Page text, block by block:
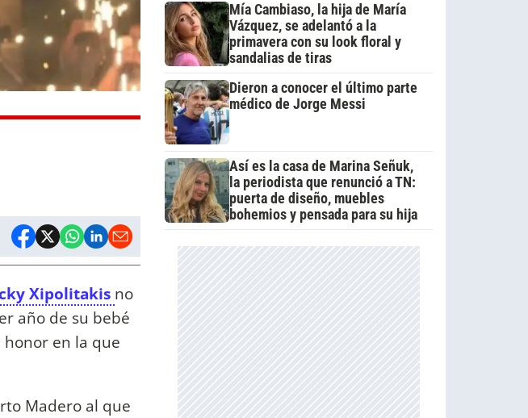
Xipolitakis no
año de su bebé
honor en la que
Madero al que
Mía Cambiaso, la hija de María
Vázquez, se adelantó a la
primavera con su look floral y
sandalias de tiras
Dieron a conocer el último parte
médico de Jorge Messi
Así es la casa de Marina Señuk,
la periodista que renunció a TN:
puerta de diseño, muebles
bohemios y pensada para su hija